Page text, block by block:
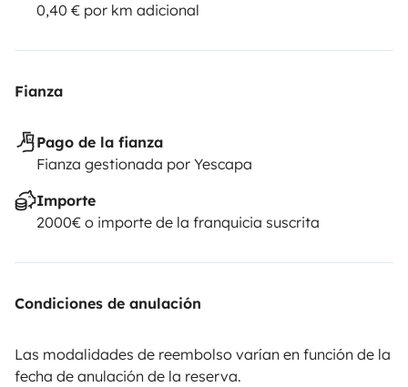
0,40 € por km adicional
Fianza
Pago de la fianza
Fianza gestionada por Yescapa
Importe
2000€ o importe de la franquicia suscrita
Condiciones de anulación
Las modalidades de reembolso varían en función de la
fecha de anulación de la reserva.